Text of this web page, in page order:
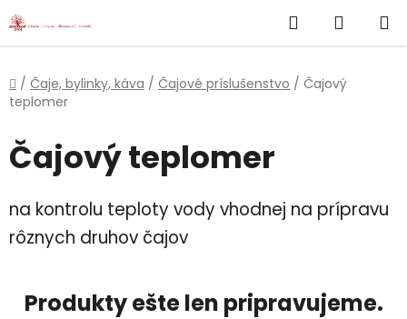
Prejsť
na
Hľadať
KOŠÍK
Domov
/ Čaje, bylinky, káva / Čajové príslušenstvo / Čajový
teplomer
Čajový teplomer
na kontrolu teploty vody vhodnej na prípravu
rôznych druhov čajov
Produkty ešte len pripravujeme.